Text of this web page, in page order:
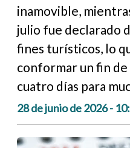
inamovible,
julio fue declarado
fines turísticos, lo
conformar un fin de
cuatro días para
28 de junio de 2026 -